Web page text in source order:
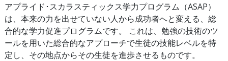
アプライド･スカラスティックス学力プログラム（ASAP）
は、本来の力を出せていない人から成功者へと変える、総
合的な学力促進プログラムです。 これは、勉強の技術のツ
ールを用いた総合的なアプローチで生徒の技能レベルを特
定し、その地点からその生徒を進歩させるものです。